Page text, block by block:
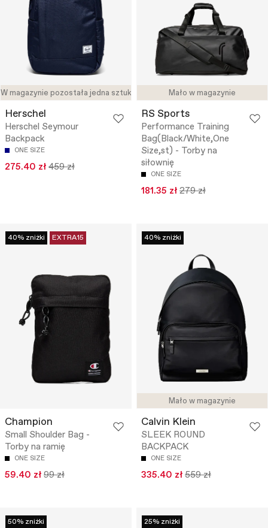
W magazynie pozostała jedna sztuka
Herschel
Herschel Seymour
Backpack
ONE SIZE
275.40 zł 459 zł
Mało w magazynie
RS Sports
Performance Training
Bag(Black/White,One
Size,st) - Torby na
siłownię
ONE SIZE
181.35 zł 279 zł
40% zniżki EXTRA15
Champion
Small Shoulder Bag -
Torby na ramię
ONE SIZE
59.40 zł 99 zł
Mało w magazynie
40% zniżki
Calvin Klein
SLEEK ROUND
BACKPACK
ONE SIZE
335.40 zł 559 zł
50% zniżki 25% zniżki